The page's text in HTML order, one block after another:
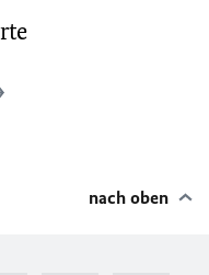
nach oben